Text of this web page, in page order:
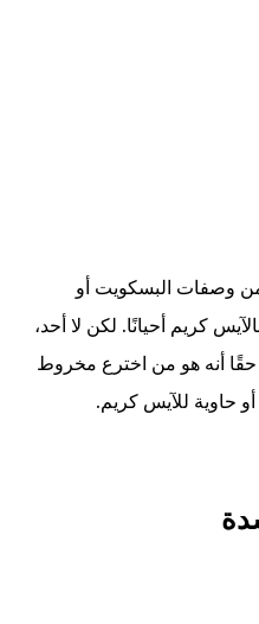
من وصفات البسكويت أو
كريم أحيانًا. لكن لا أحد،
حقًا أنه هو من اخترع مخروط
حاوية للآيس كريم.